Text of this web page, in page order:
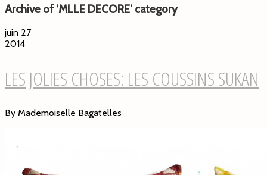
Archive of ‘MLLE DECORE’ category
juin 27
2014
LES JOLIES CHOSES: LES COUSSINS SUKAN
By Mademoiselle Bagatelles